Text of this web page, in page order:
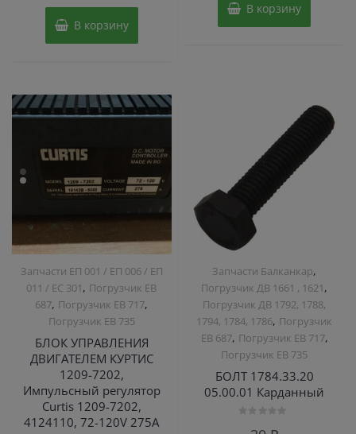
В корзину
В корзину
Запчасти ЕП 001 / ЕП 006 / ЕП
011 / ЕС 301 , Погрузчик ЕВ
687, Погрузчик ЕВ 717,
Погрузчик ЕВ 735
БЛОК УПРАВЛЕНИЯ
ДВИГАТЕЛЕМ КУРТИС
1209-7202,
Импульсный регулятор
Curtis 1209-7202,
4124110, 72-120V 275A
Запчасти Балканкар,
Погрузчик ДВ 1661 , 1621 ,
Погрузчик ДВ 1792, 1788,
1794, 1784, 1786, Погрузчик
ЕВ 687, Погрузчик ЕВ 717,
Погрузчик ЕВ 735
БОЛТ 1784.33.20
05.00.01 Карданный